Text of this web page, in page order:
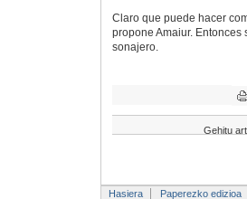
Claro que puede hacer
propone Amaiur.
sonajero.
Gehitu
Hasiera Paperezko edizioa